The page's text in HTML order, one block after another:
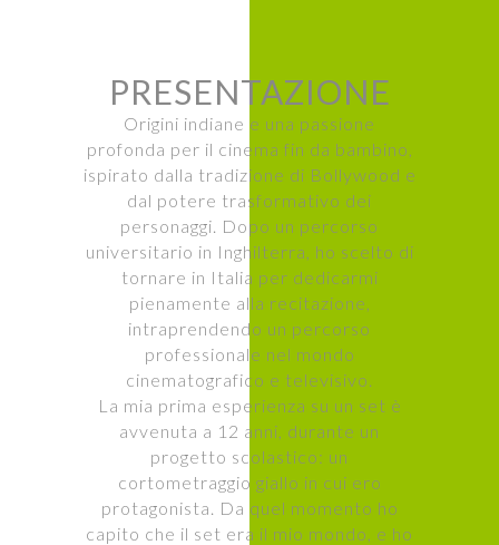
PRESENTAZIONE
Origini indiane e una passione
profonda per il cinema fin da bambino,
ispirato dalla tradizione di Bollywood e
dal potere trasformativo dei
personaggi. Dopo un percorso
universitario in Inghilterra, ho scelto di
tornare in Italia per dedicarmi
pienamente alla recitazione,
intraprendendo un percorso
professionale nel mondo
cinematografico e televisivo.
La mia prima esperienza su un set è
avvenuta a 12 anni, durante un
progetto scolastico: un
cortometraggio giallo in cui ero
protagonista. Da quel momento ho
capito che il set era il mio mondo, e ho